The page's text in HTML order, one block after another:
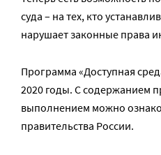
суда – на тех, кто
нарушает законные права
Программа «Доступная
2020 годы. С содержанием
выполнением можно
правительства России.